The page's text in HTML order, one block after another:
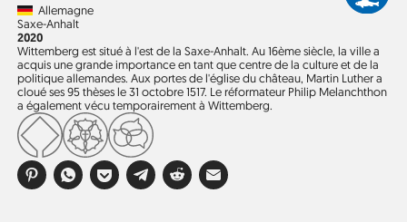
CountryAllemagne
Région
Saxe-Anhalt
Année
2020
Wittemberg est situé à l'est de la Saxe-Anhalt. Au 16ème siècle, la ville a
acquis une grande importance en tant que centre de la culture et de la
politique allemandes. Aux portes de l'église du château, Martin Luther a
cloué ses 95 thèses le 31 octobre 1517. Le réformateur Philip Melanchthon
a également vécu temporairement à Wittemberg.